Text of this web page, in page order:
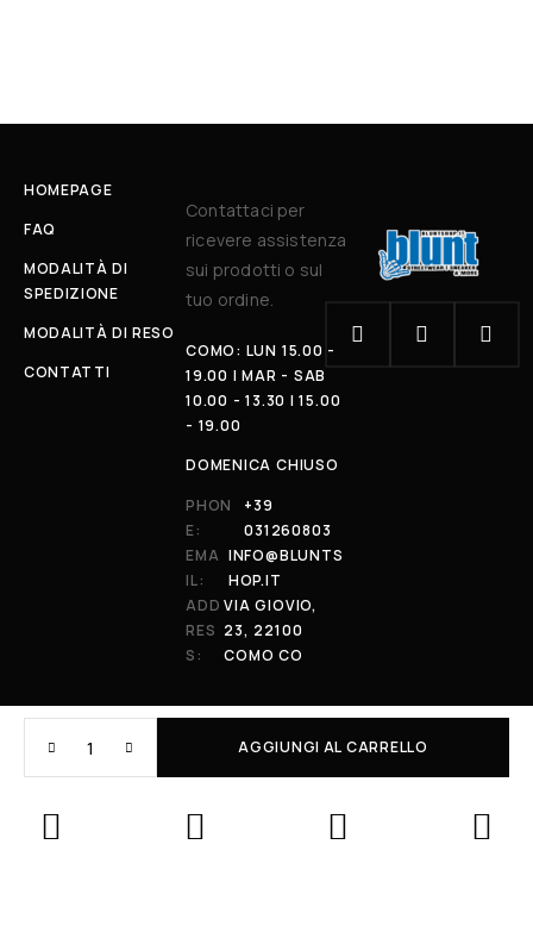
AGGIUNGI AL CARRELLO
HOMEPAGE
FAQ
MODALITÀ DI
SPEDIZIONE
MODALITÀ DI RESO
CONTATTI
Contattaci per
ricevere assistenza
sui prodotti o sul
tuo ordine.
COMO: LUN 15.00 -
19.00 | MAR - SAB
10.00 - 13.30 | 15.00
- 19.00
DOMENICA CHIUSO
PHON
E:
+39
031260803
EMA
IL:
INFO@BLUNTS
HOP.IT
ADD
RES
S:
VIA GIOVIO,
23, 22100
COMO CO
01848590038